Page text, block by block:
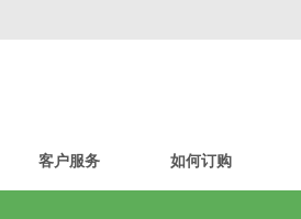
客户服务 如何订购